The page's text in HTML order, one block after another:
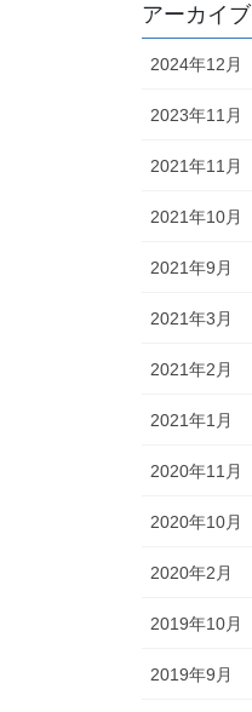
アーカイブ
2024年12月
2023年11月
2021年11月
2021年10月
2021年9月
2021年3月
2021年2月
2021年1月
2020年11月
2020年10月
2020年2月
2019年10月
2019年9月